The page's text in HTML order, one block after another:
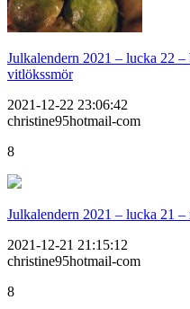
Julkalendern 2021 – lucka 22
vitlökssmör
2021-12-22 23:06:42
christine95hotmail-com
8
Julkalendern 2021 – lucka 21
2021-12-21 21:15:12
christine95hotmail-com
8